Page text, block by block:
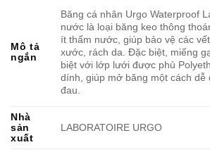
Mô tả
ngắn
Băng cá nhân Urgo Waterproof
nước là loại băng keo thông
ít thấm nước, giúp bảo vệ các
xước, rách da. Đặc biệt, miếng
biệt với lớp lưới được phủ
dính, giúp mở băng một cách dễ
đau.
Nhà
sản
xuất
LABORATOIRE URGO